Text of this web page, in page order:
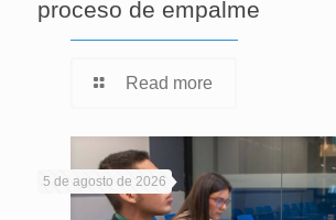
proceso de empalme
Read more
5 de agosto de 2026